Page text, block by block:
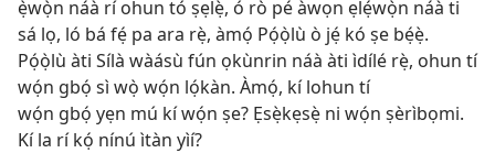
ẹ̀wọ̀n náà rí ohun tó ṣẹlẹ̀, ó rò pé àwọn ẹlẹ́wọ̀n náà ti
sá lọ, ló bá fẹ́ pa ara rẹ̀, àmọ́ Pọ́ọ̀lù ò jẹ́ kó ṣe bẹ́ẹ̀.
Pọ́ọ̀lù àti Sílà wàásù fún ọkùnrin náà àti ìdílé rẹ̀, ohun tí
wọ́n gbọ́ sì wọ̀ wọ́n lọ́kàn. Àmọ́, kí lohun tí
wọ́n gbọ́ yẹn mú kí wọ́n ṣe? Ẹsẹ̀kẹsẹ̀ ni wọ́n ṣèrìbọmi.
Kí la rí kọ́ nínú ìtàn yìí?